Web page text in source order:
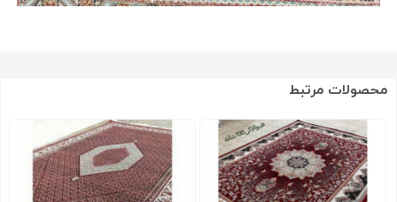
محصولات مرتبط